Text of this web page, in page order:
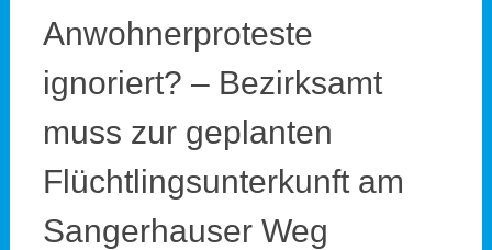
Anwohnerproteste
ignoriert? – Bezirksamt
muss zur geplanten
Flüchtlingsunterkunft am
Sangerhauser Weg